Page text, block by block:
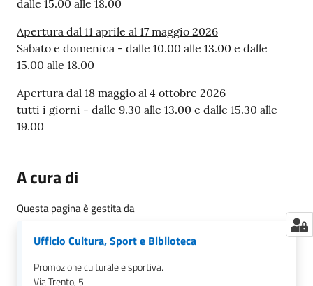
dalle 15.00 alle 18.00
Apertura dal 11 aprile al 17 maggio 2026
Sabato e domenica - dalle 10.00 alle 13.00 e dalle
15.00 alle 18.00
Apertura dal 18 maggio al 4 ottobre 2026
tutti i giorni - dalle 9.30 alle 13.00 e dalle 15.30 alle
19.00
A cura di
Questa pagina è gestita da
Ufficio Cultura, Sport e Biblioteca
Promozione culturale e sportiva.
Via Trento, 5